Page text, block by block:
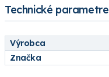
Technické parametre
Výrobca
Značka